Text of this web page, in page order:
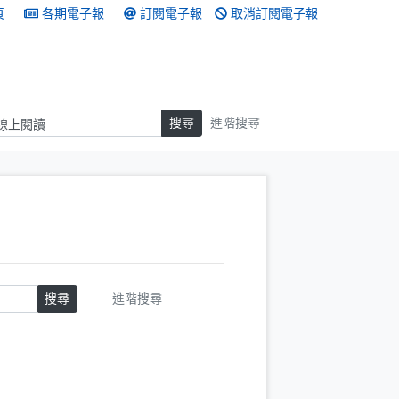
各期電子報 訂閱電子報 取消訂閱電子報
搜尋 進階搜尋
搜尋 進階搜尋